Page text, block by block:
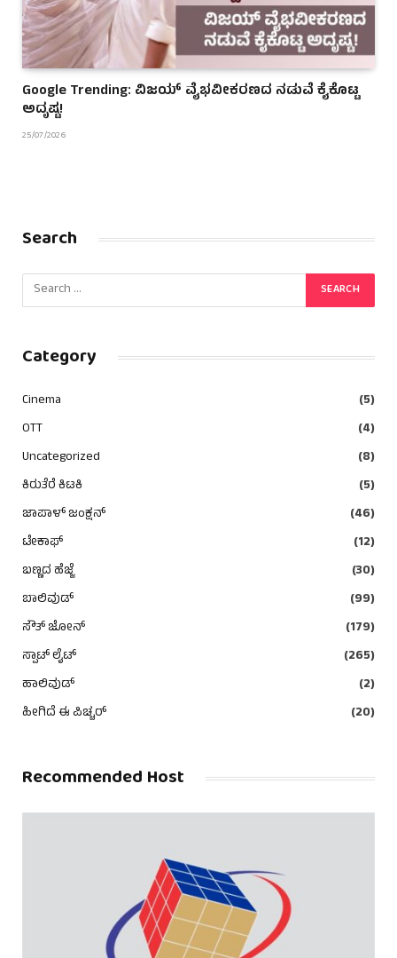
Google Trending: ವಿಜಯ್ ವೈಭವೀಕರಣದ ನಡುವೆ ಕೈಕೊಟ್ಟ
ಅದೃಷ್ಟ!
25/07/2026
Search
Category
Cinema
(5)
OTT
(4)
Uncategorized
(8)
ಕಿರುತೆರೆ ಕಿಟಕಿ
(5)
ಜಾಪಾಳ್ ಜಂಕ್ಷನ್
(46)
ಟೇಕಾಫ್
(12)
ಬಣ್ಣದ ಹೆಜ್ಜೆ
(30)
ಬಾಲಿವುಡ್
(99)
ಸೌತ್ ಜೋನ್
(179)
ಸ್ಪಾಟ್ ಲೈಟ್
(265)
ಹಾಲಿವುಡ್
(2)
ಹೀಗಿದೆ ಈ ಪಿಚ್ಚರ್
(20)
Recommended Host